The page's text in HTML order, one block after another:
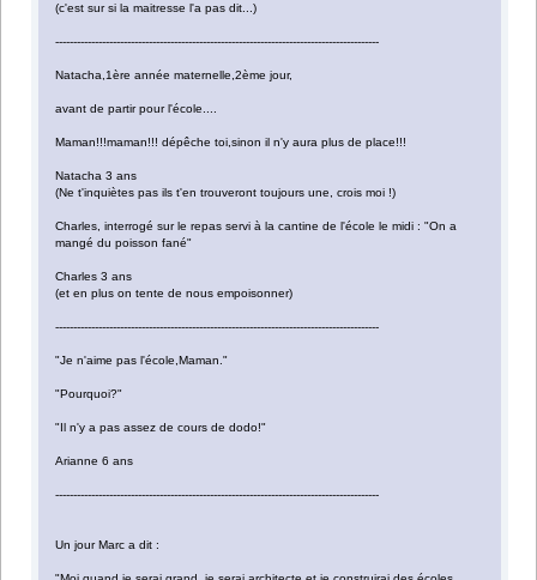
(c'est sur si la maitresse l'a pas dit...)
------------------------------------------------------------------------------------------
Natacha,1ère année maternelle,2ème jour,
avant de partir pour l'école....
Maman!!!maman!!! dépêche toi,sinon il n'y aura plus de place!!!
Natacha 3 ans
(Ne t'inquiètes pas ils t'en trouveront toujours une, crois moi !)
Charles, interrogé sur le repas servi à la cantine de l'école le midi : "On a
mangé du poisson fané"
Charles 3 ans
(et en plus on tente de nous empoisonner)
------------------------------------------------------------------------------------------
"Je n'aime pas l'école,Maman."
"Pourquoi?"
"Il n'y a pas assez de cours de dodo!"
Arianne 6 ans
------------------------------------------------------------------------------------------
Un jour Marc a dit :